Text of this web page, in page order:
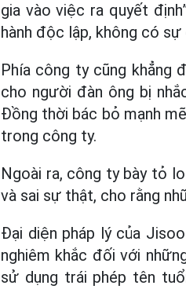
gia vào việc ra quyết
hành độc lập, không có
Phía công ty cũng khẳng
cho người đàn ông bị
Đồng thời bác bỏ mạnh
trong công ty.
Ngoài ra, công ty bày tỏ
và sai sự thật, cho rằng
Đại diện pháp lý của
nghiêm khắc đối với
sử dụng trái phép tên